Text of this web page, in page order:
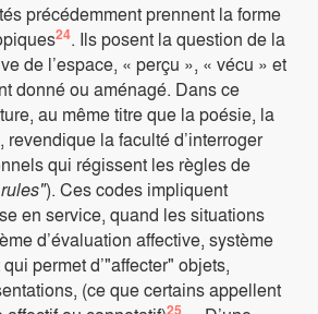
précédemment prennent la forme
24. Ils posent la question de la
de l’espace, « perçu », « vécu » et
donné ou aménagé. Dans ce
au même titre que la poésie, la
revendique la faculté d’interroger
qui régissent les règles de
). Ces codes impliquent
en service, quand les situations
d’évaluation affective, système
permet d’"affecter" objets,
(ce que certains appellent
25